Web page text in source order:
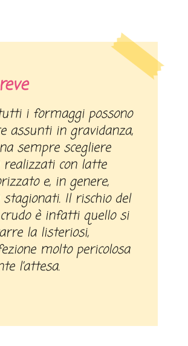
assunti in gravidanza,
sempre scegliere
realizzati con latte
e, in genere,
Il rischio del
è infatti quello si
la listeriosi,
molto pericolosa
l’attesa.